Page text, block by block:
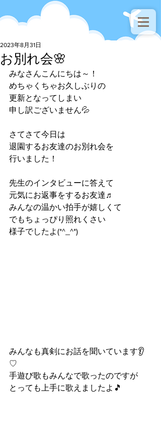
お別れ会🌸
2023年8月31日
みなさんこんにちは～！
めちゃくちゃお久しぶりの
更新となってしまい
申し訳ございません💦
さてさて今日は
退園するお友達のお別れ会を
行いました！
先生のインタビューに答えて
元気にお返事をするお友達♬
みんなの温かい拍手が嬉しくて
でもちょっぴり照れくさい
様子でしたよ(*^_^*)
みんなも真剣にお話を聞いています👂
♡
手遊び歌もみんなで歌ったのですが
とっても上手に歌えましたよ🎵